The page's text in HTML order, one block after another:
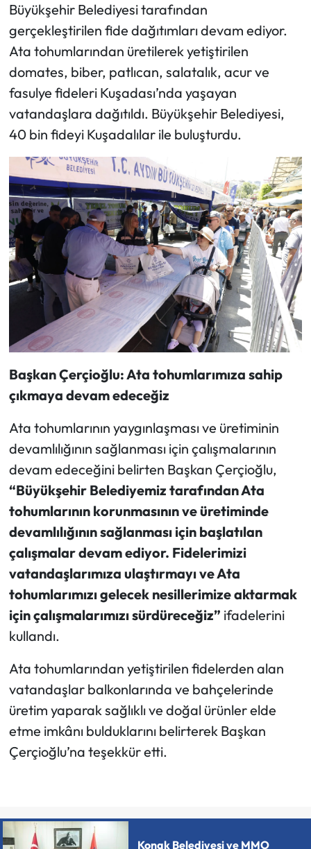
Büyükşehir Belediyesi tarafından
gerçekleştirilen fide dağıtımları devam ediyor.
Ata tohumlarından üretilerek yetiştirilen
domates, biber, patlıcan, salatalık, acur ve
fasulye fideleri Kuşadası’nda yaşayan
vatandaşlara dağıtıldı. Büyükşehir Belediyesi,
40 bin fideyi Kuşadalılar ile buluşturdu.
Başkan Çerçioğlu: Ata tohumlarımıza sahip
çıkmaya devam edeceğiz
Ata tohumlarının yaygınlaşması ve üretiminin
devamlılığının sağlanması için çalışmalarının
devam edeceğini belirten Başkan Çerçioğlu,
“Büyükşehir Belediyemiz tarafından Ata
tohumlarının korunmasının ve üretiminde
devamlılığının sağlanması için başlatılan
çalışmalar devam ediyor. Fidelerimizi
vatandaşlarımıza ulaştırmayı ve Ata
tohumlarımızı gelecek nesillerimize aktarmak
için çalışmalarımızı sürdüreceğiz” ifadelerini
kullandı.
Ata tohumlarından yetiştirilen fidelerden alan
vatandaşlar balkonlarında ve bahçelerinde
üretim yaparak sağlıklı ve doğal ürünler elde
etme imkânı bulduklarını belirterek Başkan
Çerçioğlu’na teşekkür etti.
Konak Belediyesi ve MMO